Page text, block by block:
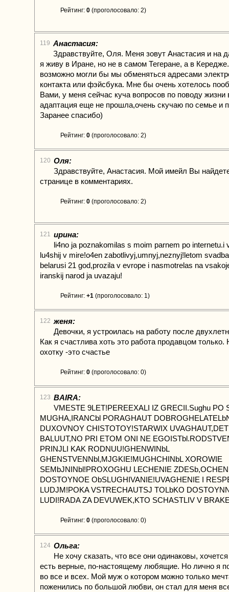
Рейтинг: 0 (проголосовало: 2)
119 Анастасия:
Здравствуйте, Оля. Меня зовут Анастасия и на
я живу в Иране, но не в самом Тегеране, а в
возможно могли бы мы обменяться адресами
контакта или фэйсбука. Мне бы очень хотелось
Вами, у меня сейчас куча вопросов по поводу жизни
адаптация еще не прошла,очень скучаю по семье и
Заранее спасибо)
Рейтинг: 0 (проголосовало: 2)
120 Оля:
Здравствуйте, Анастасия. Мой имейл Вы
странице в комментариях.
Рейтинг: 0 (проголосовало: 2)
121 ирина:
li4no ja poznakomilas s moim parnem po internetu.i
lu4shij v mire!o4en zabotlivyj,umnyj,neznyj!letom
belarusi 21 god,prozila v evrope i nasmotrelas na
iranskij narod ja uvazaju!
Рейтинг: +1 (проголосовало: 1)
122 женя:
Девочки, я устроилась на работу после
Как я счастлива хоть это работа продавцом только.
охотку -это счастье
Рейтинг: 0 (проголосовало: 0)
123 BAIRA:
VMESTE 9LET!PEREEXALI IZ GRECII.Sughu PO
MUGHA,IRANCbl PORAGHAUT
DUXOVNOY CHISTOTOY!STARWIX
BALUUT,NO PRI ETOM ONI NE
PRINJLI KAK RODNUU!GHENWINbL
GHENSTVENNbl,MJGKIE!MUGHCHINbL XOROWIE
SEMbJNINbl!PROXOGHU LECHENIE
DOSTOYNOE ObSLUGHIVANIE!UVAGHENIE I
LUDJM!POKA VSTRECHAUTSJ TOLbKO
LUDI!RADA ZA DEVUWEK,KTO SCHASTLIV V
Рейтинг: 0 (проголосовало: 0)
124 Ольга:
Не хочу сказать, что все они одинаковы,
есть верные, по-настоящему любящие. Но лично я
во все и всех. Мой муж о котором можно только
поженились по большой любви, он стал для меня